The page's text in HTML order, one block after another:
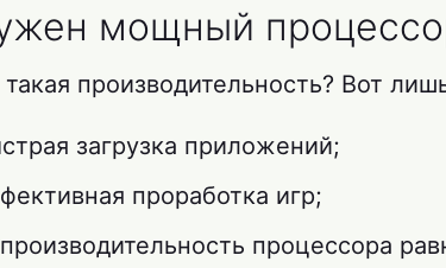
мощный
производительность? Вот
загрузка приложений;
проработка игр;
процессора